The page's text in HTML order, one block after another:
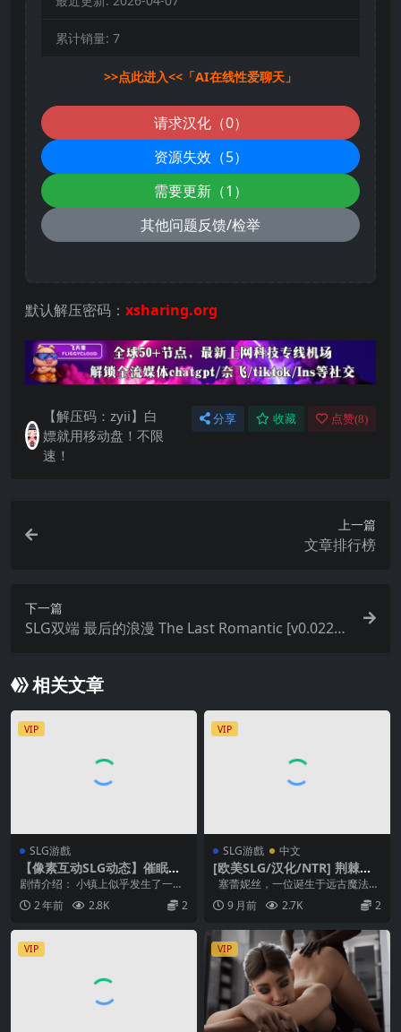
累计销量: 7
>>点此进入<<「AI在线性爱聊天」
请求汉化（0）
资源失效（5）
需要更新（1）
其他问题反馈/检举
默认解压密码： xsharing.org
【解压码：zyii】白
嫖就用移动盘！不限
速！
分享 收藏 点赞(8)
上一篇
文章排行榜
下一篇
SLG双端 最后的浪漫 The Last Romantic [v0.022]
相关文章
VIP
SLG游戲
【像素互动SLG动态】催眠之
蚀 steam官方中文步兵版
剧情介绍： 小镇上似乎发生了一些
怪事，有些学生似乎失踪了，儿其
他人对此表现得毫不...
2 年前 2.8K 2
VIP
SLG游戲 中文
[欧美SLG/汉化/NTR] 荆棘之
翼 Thorns Beneath the Win
gs [v0.8]
塞蕾妮丝，一位诞生于远古魔法的
强大仙子，为了与她心爱的凯伦
——一位高贵忠诚的...
9 月前 2.7K 2
VIP VIP